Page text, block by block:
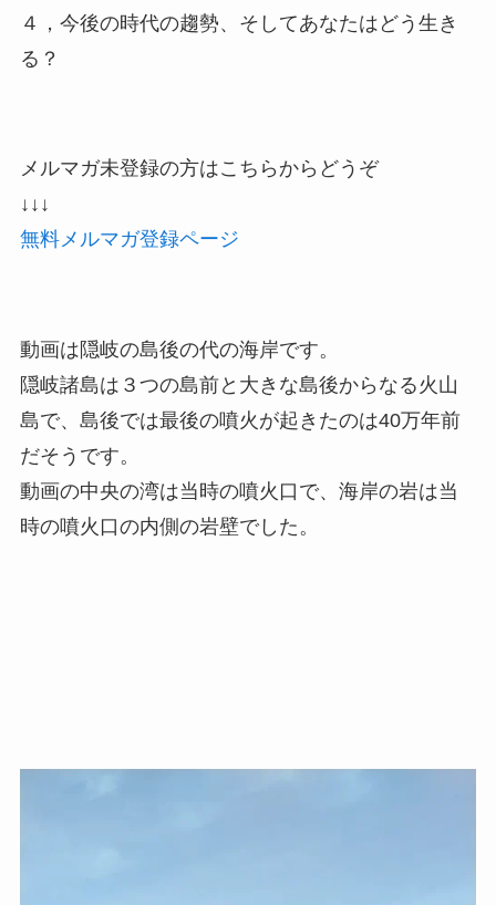
４，今後の時代の趨勢、そしてあなたはどう生き
る？
メルマガ未登録の方はこちらからどうぞ
↓↓↓
無料メルマガ登録ページ
動画は隠岐の島後の代の海岸です。
隠岐諸島は３つの島前と大きな島後からなる火山
島で、島後では最後の噴火が起きたのは40万年前
だそうです。
動画の中央の湾は当時の噴火口で、海岸の岩は当
時の噴火口の内側の岩壁でした。